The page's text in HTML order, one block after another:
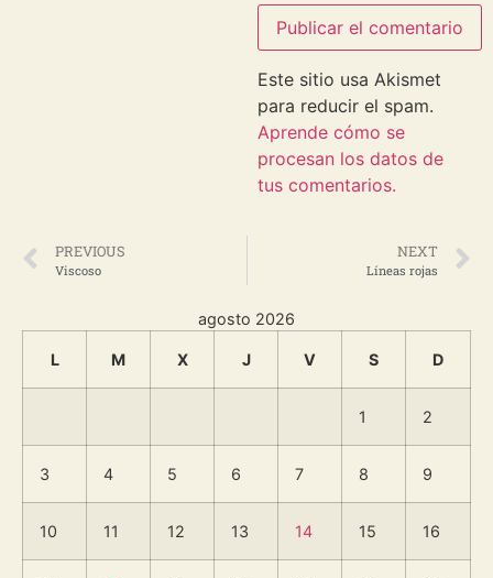
Este sitio usa Akismet
para reducir el spam.
Aprende cómo se
procesan los datos de
tus comentarios.
PREVIOUS
Viscoso
NEXT
Líneas rojas
agosto 2026
L M X J V S D
1 2
3 4 5 6 7 8 9
10 11 12 13 14 15 16